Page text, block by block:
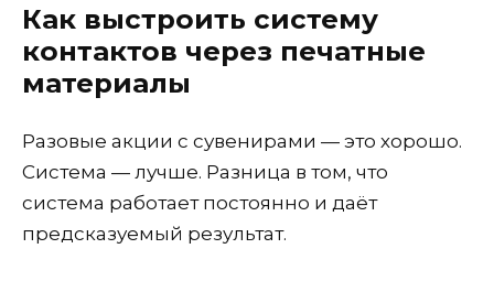
Как выстроить систему
контактов через печатные
материалы
Разовые акции с сувенирами — это хорошо.
Система — лучше. Разница в том, что
система работает постоянно и даёт
предсказуемый результат.